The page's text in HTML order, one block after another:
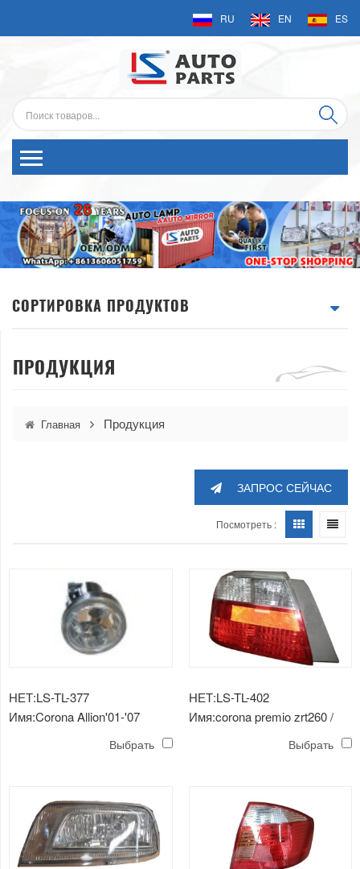
RU EN ES
СОРТИРОВКА ПРОДУКТОВ
ПРОДУКЦИЯ
Главная Продукция
ЗАПРОС СЕЙЧАС
Посмотреть :
НЕТ:LS-TL-377
Имя:Corona Allion'01-'07
Выбрать
НЕТ:LS-TL-402
Имя:corona premio zrt260 /
Выбрать